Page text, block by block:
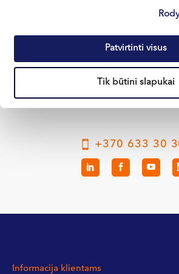
Patvirtinti visus
Tik būtini slapukai
Klaipėda
+370 633 30
Informacija klientams